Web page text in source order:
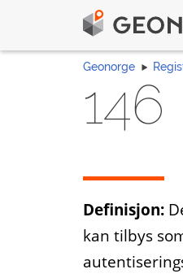
Geonorge
146
Definisjon:
kan tilbys